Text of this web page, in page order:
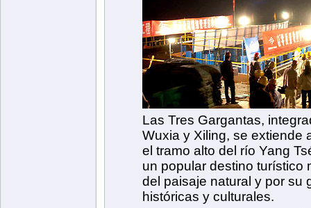
Las Tres Gargantas,
Wuxia y Xiling, se extiende
el tramo alto del río Yang
un popular destino turístico
del paisaje natural y por su
históricas y culturales.